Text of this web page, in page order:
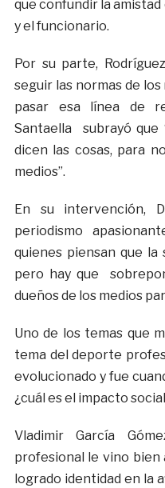
que confundir la
y el funcionario.
Por su parte,
seguir las normas de
pasar esa línea de
Santaella subrayó que
dicen las cosas, para
medios”.
En su intervención,
periodismo
quienes piensan que
pero hay que
dueños de los medios
Uno de los temas que
tema del deporte
evolucionado y fue
¿cuál es el impacto
Vladimir García
profesional le vino bien
logrado identidad en la